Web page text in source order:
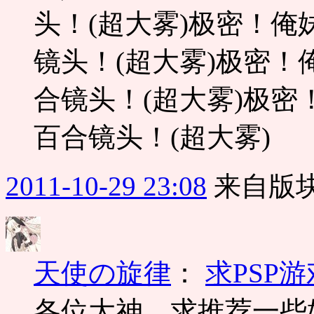
头！(超大雾)极密！俺
镜头！(超大雾)极密！
合镜头！(超大雾)极密
百合镜头！(超大雾)
2011-10-29 23:08 来自版
天使の旋律 ： 求PSP